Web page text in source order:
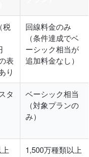
税
表
り
回線料金のみ
（条件達成でベ
ーシック相当が
追加料金なし）
タ
ベーシック相当
（対象プランの
み）
1,500万種類以上